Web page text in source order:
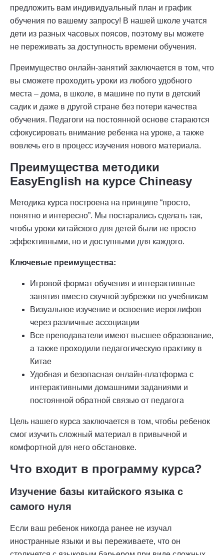
предложить вам индивидуальный план и график
обучения по вашему запросу! В нашей школе учатся
дети из разных часовых поясов, поэтому вы можете
не переживать за доступность времени обучения.
Преимущество онлайн-занятий заключается в том, что
вы сможете проходить уроки из любого удобного
места – дома, в школе, в машине по пути в детский
садик и даже в другой стране без потери качества
обучения. Педагоги на постоянной основе стараются
сфокусировать внимание ребенка на уроке, а также
вовлечь его в процесс изучения нового материала.
Преимущества методики
EasyEnglish на курсе Chineasy
Методика курса построена на принципе “просто,
понятно и интересно”. Мы постарались сделать так,
чтобы уроки китайского для детей были не просто
эффективными, но и доступными для каждого.
Ключевые преимущества:
Игровой формат обучения и интерактивные
занятия вместо скучной зубрежки по учебникам
Визуальное изучение и освоение иероглифов
через различные ассоциации
Все преподаватели имеют высшее образование,
а также проходили педагогическую практику в
Китае
Удобная и безопасная онлайн-платформа с
интерактивными домашними заданиями и
постоянной обратной связью от педагога
Цель нашего курса заключается в том, чтобы ребенок
смог изучить сложный материал в привычной и
комфортной для него обстановке.
Что входит в программу курса?
Изучение базы китайского языка с
самого нуля
Если ваш ребенок никогда ранее не изучал
иностранные языки и вы переживаете, что он